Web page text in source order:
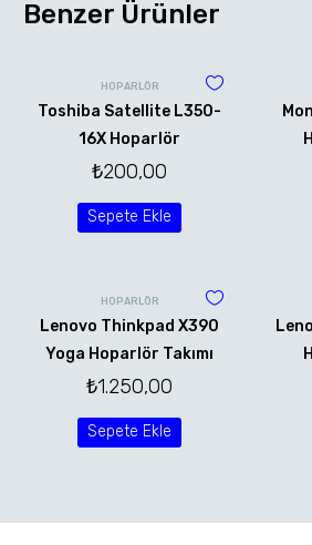
Benzer Ürünler
HOPARLÖR
Toshiba Satellite L350-
16X Hoparlör
₺200,00
Sepete Ekle
HOPARLÖR
Lenovo Thinkpad X390
Yoga Hoparlör Takımı
₺1.250,00
Sepete Ekle